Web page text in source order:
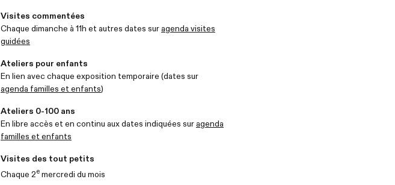
Visites commentées
Chaque dimanche à 11h et autres dates sur agenda visites
guidées
Ateliers pour enfants
En lien avec chaque exposition temporaire (dates sur
agenda familles et enfants)
Ateliers 0-100 ans
En libre accès et en continu aux dates indiquées sur agenda
familles et enfants
Visites des tout petits
Chaque 2e mercredi du mois